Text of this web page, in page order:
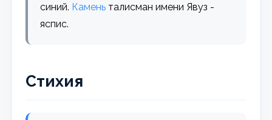
синий. Камень талисман имени Явуз -
яспис.
Стихия